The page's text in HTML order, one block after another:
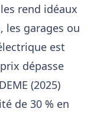
rend idéaux
les garages ou
est
dépasse
(2025)
de 30 % en